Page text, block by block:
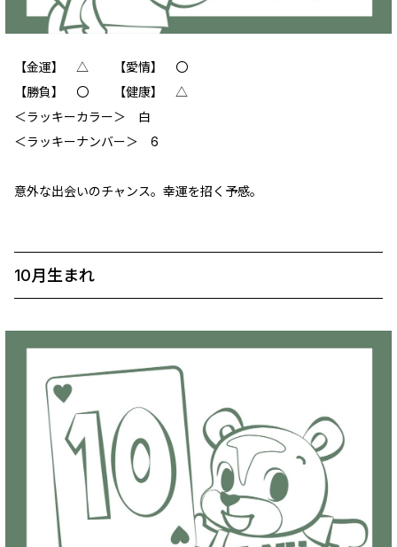
【金運】 △ 【愛情】 〇
【勝負】 〇 【健康】 △
＜ラッキーカラー＞ 白
＜ラッキーナンバー＞ 6
意外な出会いのチャンス。幸運を招く予感。
10月生まれ